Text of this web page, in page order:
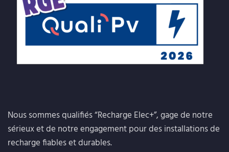
Nous sommes qualifiés “Recharge Elec+”, gage de notre
sérieux et de notre engagement pour des installations de
recharge fiables et durables.